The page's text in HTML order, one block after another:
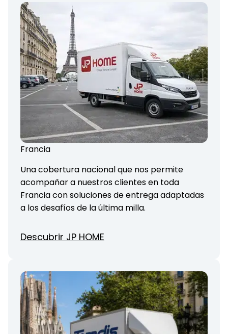
Francia
Una cobertura nacional que nos permite
acompañar a nuestros clientes en toda
Francia con soluciones de entrega adaptadas
a los desafíos de la última milla.
Descubrir JP HOME